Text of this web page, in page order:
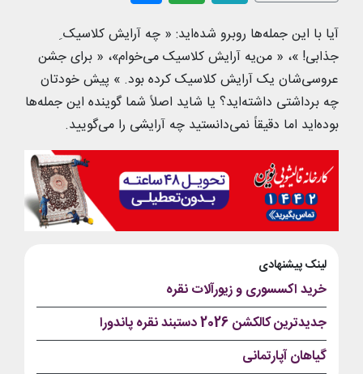
آیا با این جمله‌ها روبرو شده‌اید: « چه آرایش کلاسیک ِ
جذابی! »، « من‌یه آرایش کلاسیک می‌خوام»، « برای جشن
عروسی‌شان یک آرایش کلاسیک کرده بود. » پیش خودتان
چه برداشتی داشته‌اید؟ یا شاید اصلاً شما گوینده این جمله‌ها
بوده‌اید اما دقیقاً نمی‌دانستید چه آرایشی را می‌گویید.
لینک پیشنهادی
خرید اکسسوری و زیورآلات نقره
جدیدترین کالکشن 2026 دستبند نقره پاندورا
گیاهان آپارتمانی